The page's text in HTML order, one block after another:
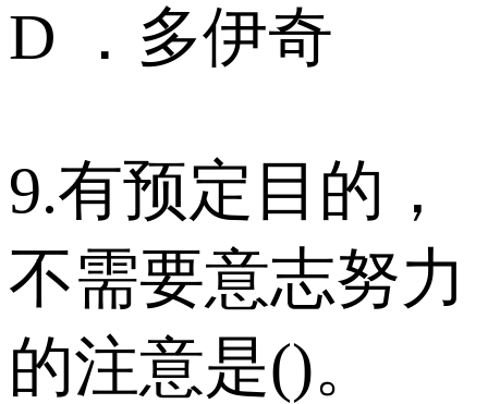
D ．多伊奇
9.有预定目的，
不需要意志努力
的注意是()。